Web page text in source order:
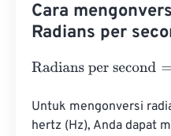
Cara
Radians per
Radians per second=
Untuk mengonversi
hertz (Hz), Anda dapat